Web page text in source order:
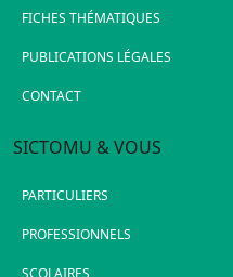
FICHES THÉMATIQUES
PUBLICATIONS LÉGALES
CONTACT
SICTOMU & VOUS
PARTICULIERS
PROFESSIONNELS
SCOLAIRES